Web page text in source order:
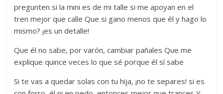
pregunten si la mini es de mi talle si me apoyan en el
tren mejor que calle Que si gano menos que él y hago lo
mismo? ¡es un detalle!
Que él no sabe, por varón, cambiar pañales Que me
explique quince veces lo que sé porque él sí sabe
Si te vas a quedar solas con tu hija, ¡no te separes! si es